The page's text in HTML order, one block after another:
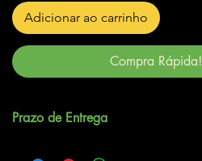
Adicionar ao carrinho
Compra Rápida!
Prazo de Entrega